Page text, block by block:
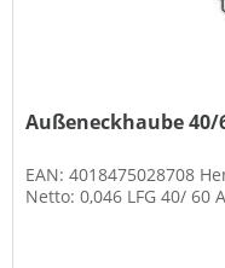
Außeneckhaube 40/
EAN: 4018475028708
Netto: 0,046 LFG 40/ 60